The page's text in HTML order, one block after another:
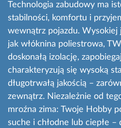
Technologia zabudowy ma
stabilności, komfortu i
wewnątrz pojazdu. Wysokiej
jak włóknina poliestrowa,
doskonałą izolację,
charakteryzują się wysoką
długotrwałą jakością –
zewnątrz. Niezależnie od
mroźna zima: Twoje Hobby
suche i chłodne lub ciepłe –